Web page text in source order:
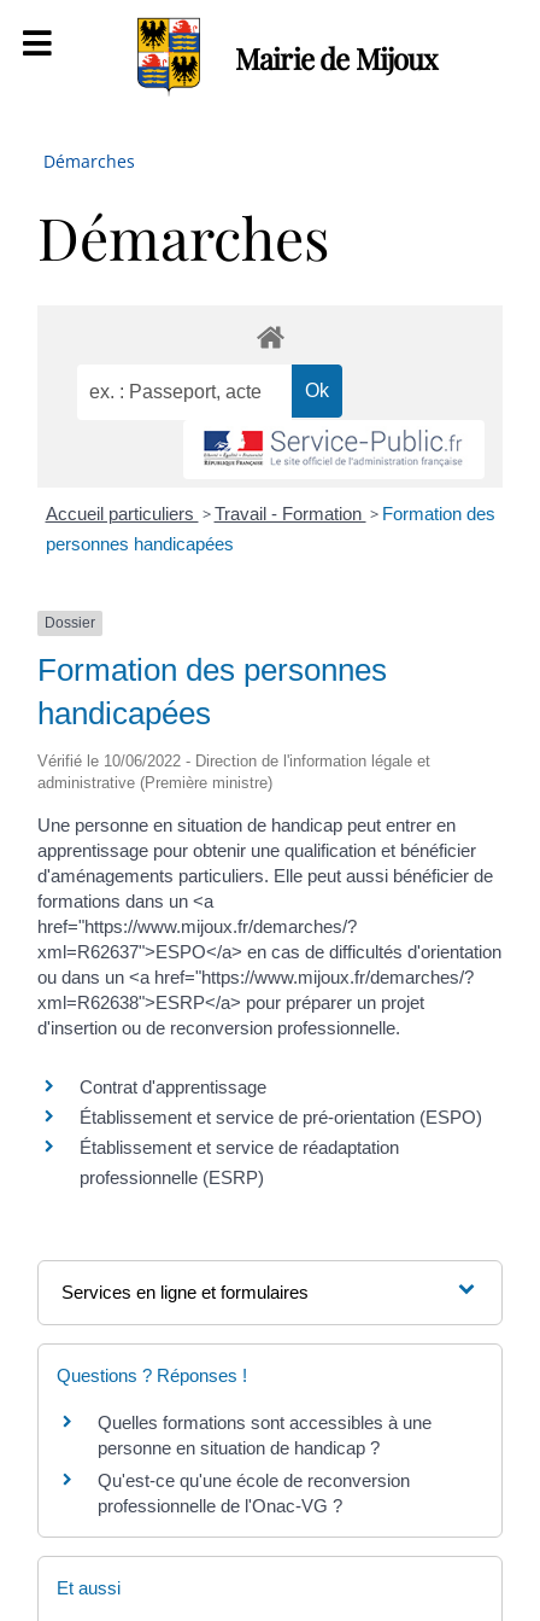
Mairie de Mijoux
Démarches
Démarches
Accueil particuliers > Travail - Formation > Formation des
personnes handicapées
Dossier
Formation des personnes
handicapées
Vérifié le 10/06/2022 - Direction de l'information légale et
administrative (Première ministre)
Une personne en situation de handicap peut entrer en
apprentissage pour obtenir une qualification et bénéficier
d'aménagements particuliers. Elle peut aussi bénéficier de
formations dans un <a
href="https://www.mijoux.fr/demarches/?
xml=R62637">ESPO</a> en cas de difficultés d'orientation
ou dans un <a href="https://www.mijoux.fr/demarches/?
xml=R62638">ESRP</a> pour préparer un projet
d'insertion ou de reconversion professionnelle.
Contrat d'apprentissage
Établissement et service de pré-orientation (ESPO)
Établissement et service de réadaptation
professionnelle (ESRP)
Services en ligne et formulaires
Questions ? Réponses !
Quelles formations sont accessibles à une
personne en situation de handicap ?
Qu'est-ce qu'une école de reconversion
professionnelle de l'Onac-VG ?
Et aussi